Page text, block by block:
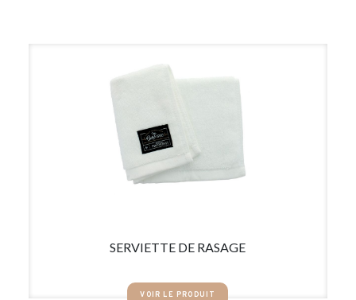
SERVIETTE DE RASAGE
VOIR LE PRODUIT